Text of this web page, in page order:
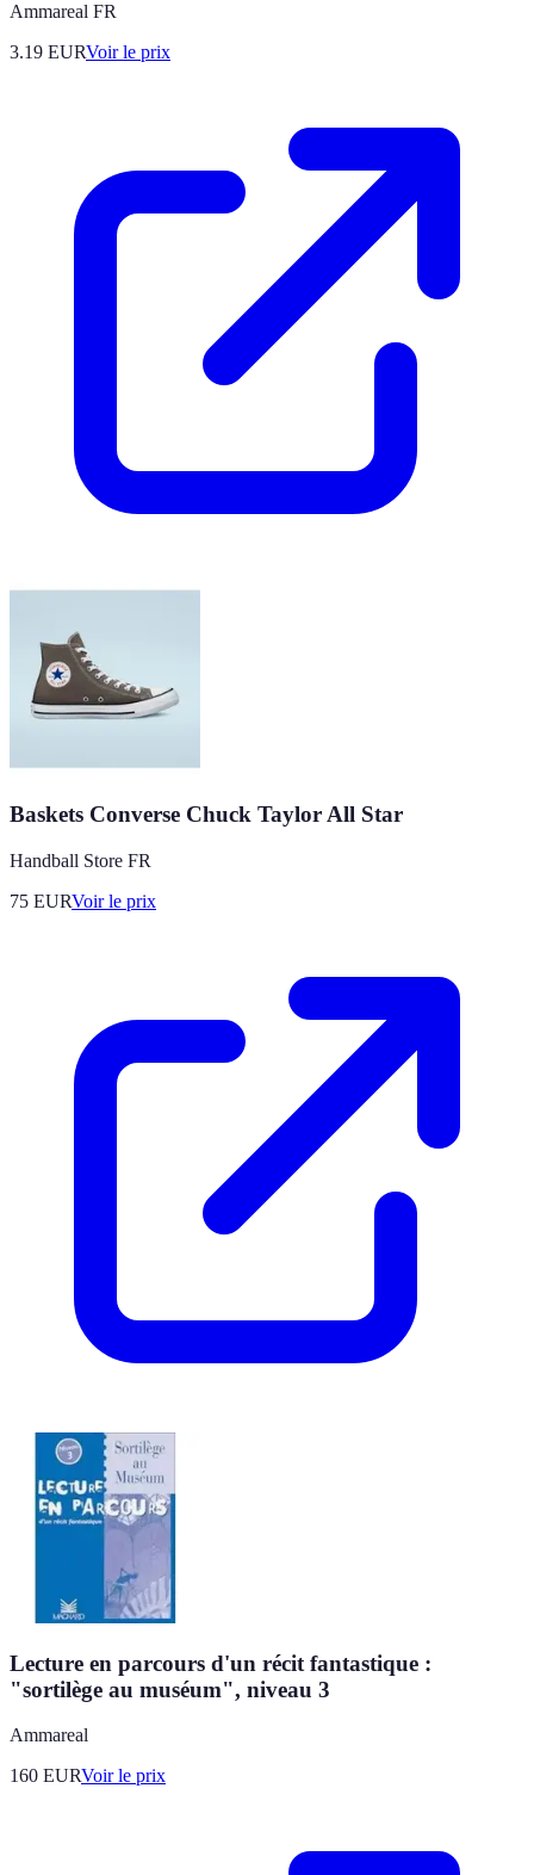
Ammareal FR
3.19 EURVoir le prix
Baskets Converse Chuck Taylor All Star
Handball Store FR
75 EURVoir le prix
Lecture en parcours d'un récit fantastique :
"sortilège au muséum", niveau 3
Ammareal
160 EURVoir le prix